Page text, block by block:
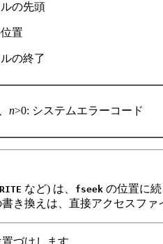
の先頭
置
の終了
n>0: システムエラーコード
など) は、 fseek の位置に
き換えは、直接アクセスファ